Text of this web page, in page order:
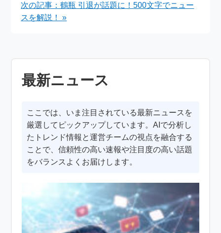
次の記事：鶴瓶 引退が話題に！500文字でニュー
スを解説！ »
最新ニュース
ここでは、いま注目されている最新ニュースを
厳選してピックアップしています。AIで分析し
たトレンド情報と運営チームの視点を融合する
ことで、信頼性の高い速報や注目度の高い話題
をバランスよくお届けします。